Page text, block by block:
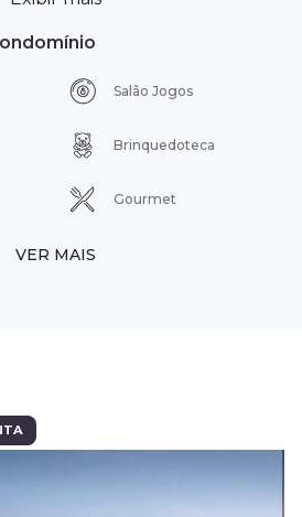
Salão Jogos
Brinquedoteca
Gourmet
VER MAIS